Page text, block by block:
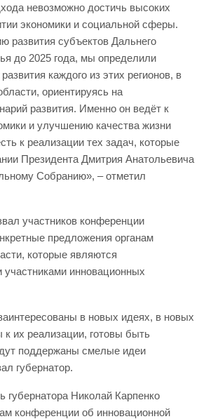
невозможно достичь высоких
экономики и социальной сферы.
развития субъектов Дальнего
до 2025 года, мы определили
каждого из этих регионов, в
ориентируясь на
развития. Именно он ведёт к
и улучшению качества жизни
к реализации тех задач, которые
Президента Дмитрия Анатольевича
Собранию», – отметил
участников конференции
предложения органам
которые являются
инновационных
в новых идеях, в новых
к их реализации, готовы быть
поддержаны смелые идеи
губернатор.
губернатора Николай Карпенко
конференции об инновационной